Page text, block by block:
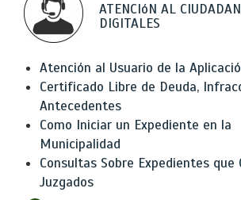
ATENCIóN AL
DIGITALES
Atención al Usuario de la
Certificado Libre de Deuda,
Antecedentes
Como Iniciar un Expediente en la
Municipalidad
Consultas Sobre Expedientes que
Juzgados